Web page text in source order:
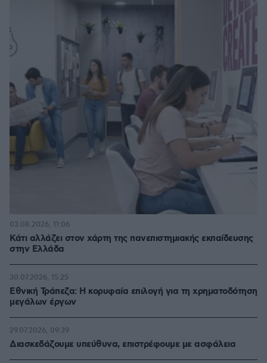
Κάτι αλλάζει στον χάρτη της πανεπιστημιακής εκπαίδευσης
στην Ελλάδα
03.08.2026, 11:06
Εθνική Τράπεζα: Η κορυφαία επιλογή για τη χρηματοδότηση
μεγάλων έργων
30.07.2026, 15:25
Διασκεδάζουμε υπεύθυνα, επιστρέφουμε με ασφάλεια
29.07.2026, 09:39